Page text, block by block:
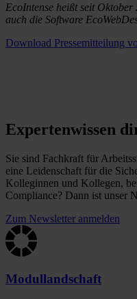
EcoIntense heißt seit
auch die Software
Download Pressemitteilung
Expertenwissen
Sie sind Fachkraft für
eine Leidenschaft für die
Kolleginnen und Kollegen,
Compliance? Dann ist unser
Zum Newsletter anmelden
Modullandschaft